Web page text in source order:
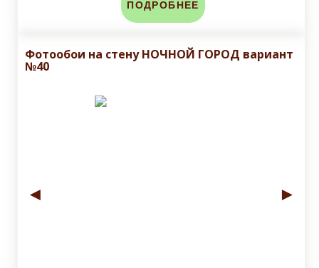
ПОДРОБНЕЕ
Фотообои на стену НОЧНОЙ ГОРОД вариант
№40
◄ ►